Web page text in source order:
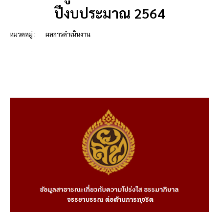
ปีงบประมาณ 2564
หมวดหมู่ : ผลการดำเนินงาน